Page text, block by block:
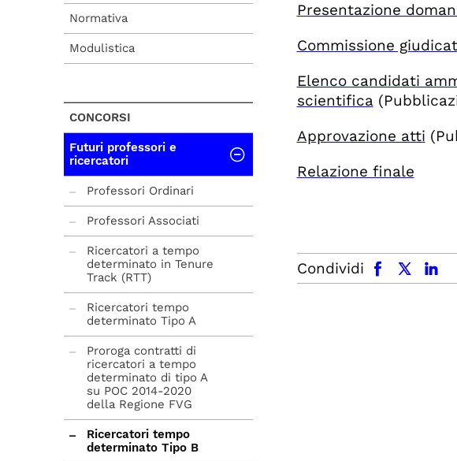
Presentazione
Commissione
Elenco candidati
scientifica
Approvazione atti
Relazione finale
Condividi
facebook x.com linkedin
Normativa
Modulistica
CONCORSI
Futuri professori e
ricercatori
Professori Ordinari
Professori Associati
Ricercatori a tempo
determinato in Tenure
Track (RTT)
Ricercatori tempo
determinato Tipo A
Proroga contratti di
ricercatori a tempo
determinato di tipo A
su POC 2014-2020
della Regione FVG
Ricercatori tempo
determinato Tipo B